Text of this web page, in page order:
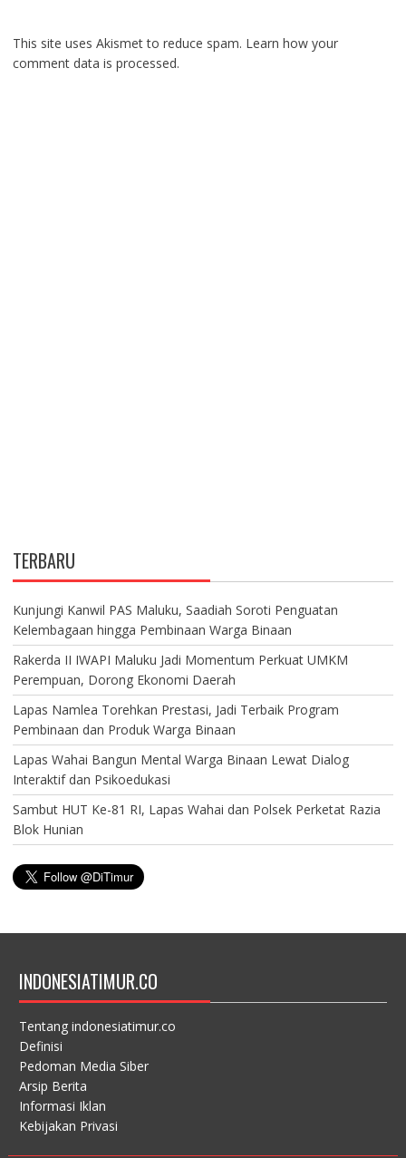
This site uses Akismet to reduce spam. Learn how your
comment data is processed.
TERBARU
Kunjungi Kanwil PAS Maluku, Saadiah Soroti Penguatan
Kelembagaan hingga Pembinaan Warga Binaan
Rakerda II IWAPI Maluku Jadi Momentum Perkuat UMKM
Perempuan, Dorong Ekonomi Daerah
Lapas Namlea Torehkan Prestasi, Jadi Terbaik Program
Pembinaan dan Produk Warga Binaan
Lapas Wahai Bangun Mental Warga Binaan Lewat Dialog
Interaktif dan Psikoedukasi
Sambut HUT Ke-81 RI, Lapas Wahai dan Polsek Perketat Razia
Blok Hunian
INDONESIATIMUR.CO
Tentang indonesiatimur.co
Definisi
Pedoman Media Siber
Arsip Berita
Informasi Iklan
Kebijakan Privasi